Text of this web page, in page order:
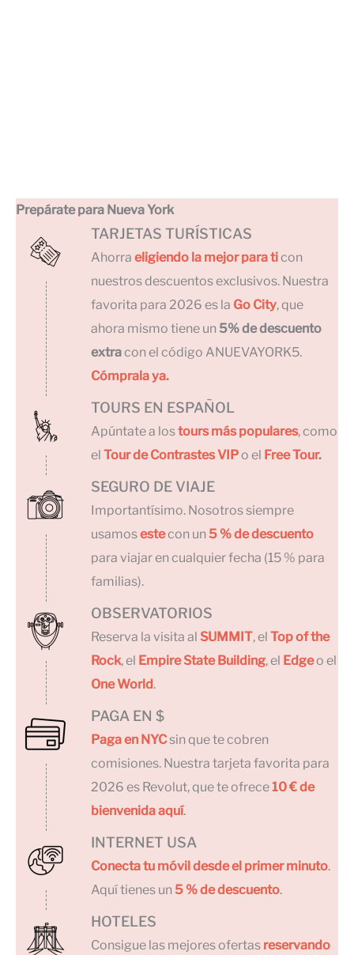
Prepárate para Nueva York
TARJETAS TURÍSTICAS
Ahorra eligiendo la mejor para ticon
nuestros descuentos exclusivos. Nuestra
favorita para 2026 es la Go City, que
ahora mismo tiene un 5% de descuento
extracon el código ANUEVAYORK5.
Cómprala ya.
TOURS EN ESPAÑOL
Apúntate a lostours más populares, como
el Tour de Contrastes VIPo el Free Tour.
SEGURO DE VIAJE
Importantísimo. Nosotros siempre
usamosestecon un 5 % de descuento
para viajar en cualquier fecha (15 % para
familias).
OBSERVATORIOS
Reserva la visita al SUMMIT, el Top of the
Rock, el Empire State Building, el Edgeo el
One World.
PAGA EN $
Paga en NYCsin que te cobren
comisiones. Nuestra tarjeta favorita para
2026 es Revolut, que te ofrece10 € de
bienvenida aquí.
INTERNET USA
Conecta tu móvil desde el primer minuto.
Aquí tienes un 5 % de descuento.
HOTELES
Consigue las mejores ofertas reservando